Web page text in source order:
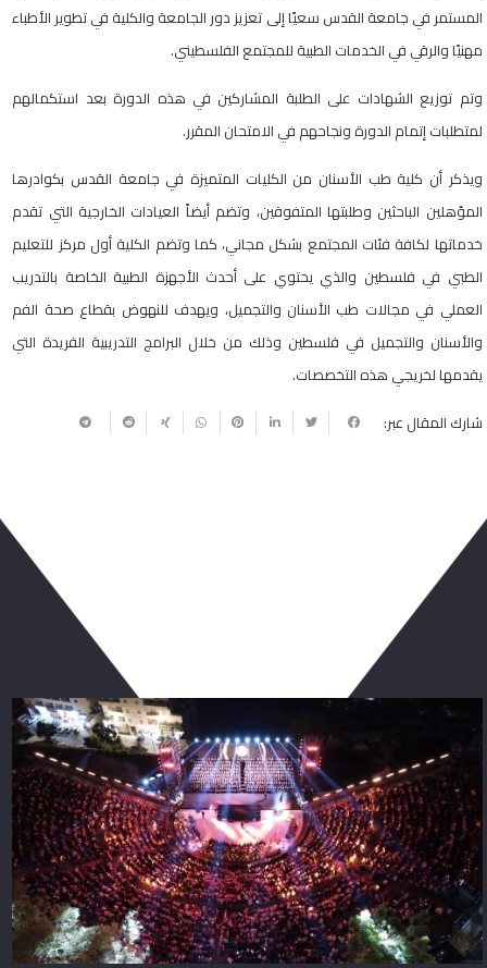
المستمر في جامعة القدس سعيًا إلى تعزيز دور الجامعة والكلية في تطوير الأطباء
مهنيًا والرقي في الخدمات الطبية للمجتمع الفلسطيني.
وتم توزيع الشهادات على الطلبة المشاركين في هذه الدورة بعد استكمالهم
لمتطلبات إتمام الدورة ونجاحهم في الامتحان المقرر.
ويذكر أن كلية طب الأسنان من الكليات المتميزة في جامعة القدس بكوادرها
المؤهلين الباحثين وطلبتها المتفوقين، وتضم أيضاً العيادات الخارجية التي تقدم
خدماتها لكافة فئات المجتمع بشكل مجاني، كما وتضم الكلية أول مركز للتعليم
الطبي في فلسطين والذي يحتوي على أحدث الأجهزة الطبية الخاصة بالتدريب
العملي في مجالات طب الأسنان والتجميل، ويهدف للنهوض بقطاع صحة الفم
والأسنان والتجميل في فلسطين وذلك من خلال البرامج التدريبية الفريدة التي
يقدمها لخريجي هذه التخصصات.
شارك المقال عبر: